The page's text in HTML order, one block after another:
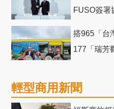
FUSO簽署
搭965「台
177「瑞芳
輕型商用新聞